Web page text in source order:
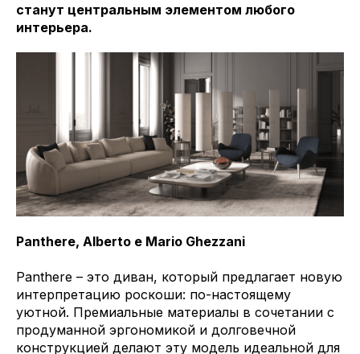
станут центральным элементом любого
интерьера.
Panthere, Alberto e Mario Ghezzani
Panthere – это диван, который предлагает новую
интерпретацию роскоши: по-настоящему
уютной. Премиальные материалы в сочетании с
продуманной эргономикой и долговечной
конструкцией делают эту модель идеальной для